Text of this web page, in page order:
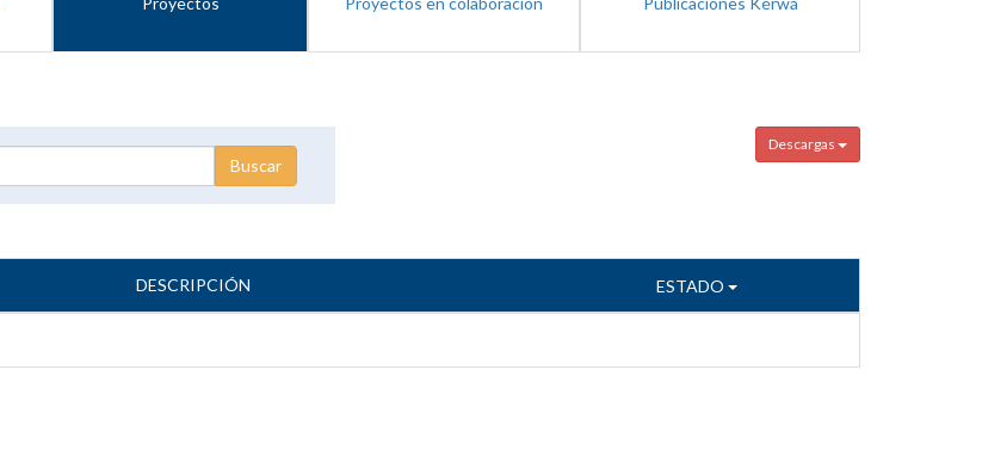
Descargas
DESCRIPCIÓN ESTADO